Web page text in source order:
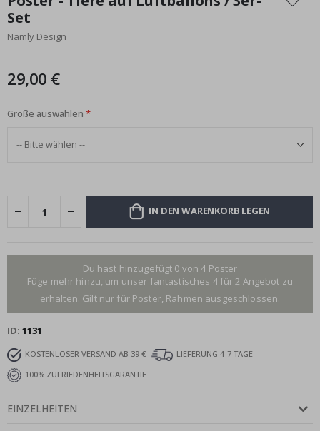
der
Bildgalerie
springen
Set
Namly Design
29,00 €
Größe auswählen
IN DEN WARENKORB LEGEN
Du hast hinzugefügt 0 von 4 Poster
Füge mehr hinzu, um unser fantastisches 4 für 2 Angebot zu
erhalten. Gilt nur für Poster, Rahmen ausgeschlossen.
ID 1131
KOSTENLOSER VERSAND AB 39 €
LIEFERUNG 4-7 TAGE
100% ZUFRIEDENHEITSGARANTIE
EINZELHEITEN